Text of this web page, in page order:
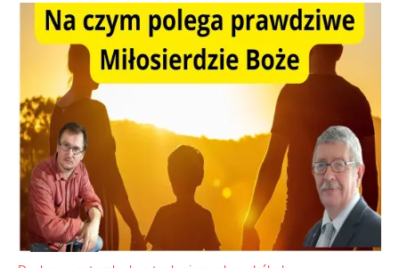
Niezwykły scenariusz bez państwowej dotacji
Reżyser Jerzy Zalewski przedstawia kulisy powstawania swoich
dokumentów, wyzwania związane z ich finansowaniem oraz